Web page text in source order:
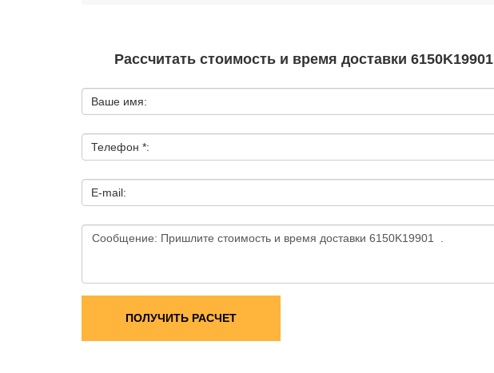
Рассчитать стоимость и время доставки 6150K19901
Ваше имя:
Телефон *:
E-mail:
ПОЛУЧИТЬ РАСЧЕТ